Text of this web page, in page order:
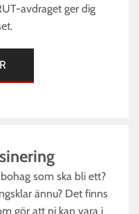
avdraget ger dig
som ska bli ett?
ännu? Det finns
gör att ni kan vara i